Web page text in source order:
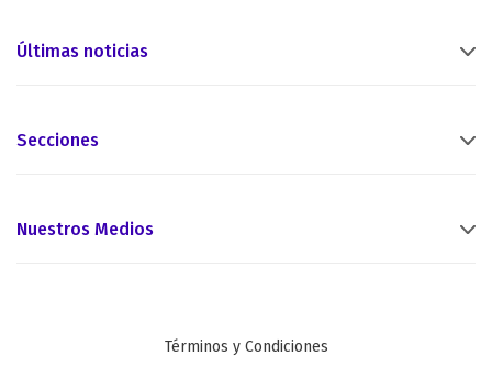
Últimas noticias
Secciones
Nuestros Medios
Términos y Condiciones